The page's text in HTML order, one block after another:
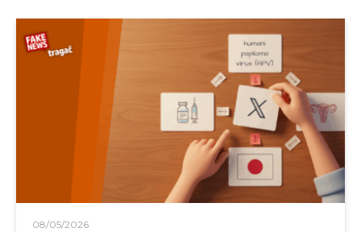
PRIJAVI LAŽNU VEST!
08/05/2026